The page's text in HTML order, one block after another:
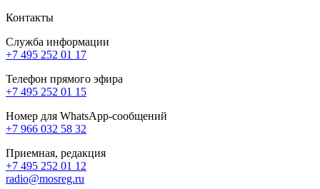
Контакты
Служба информации
+7 495 252 01 17
Телефон прямого эфира
+7 495 252 01 15
Номер для WhatsApp-сообщений
+7 966 032 58 32
Приемная, редакция
+7 495 252 01 12
radio@mosreg.ru